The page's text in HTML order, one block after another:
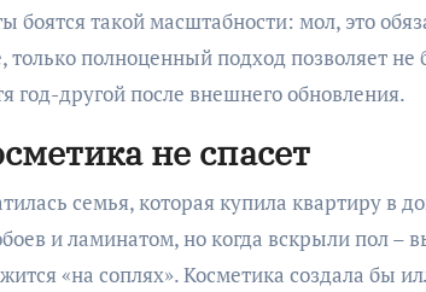
боятся такой масштабности: мол, это
полноценный подход позволяет не
год-другой после внешнего обновления.
не спасет
семья, которая купила квартиру в
и ламинатом, но когда вскрыли пол –
«на соплях». Косметика создала бы